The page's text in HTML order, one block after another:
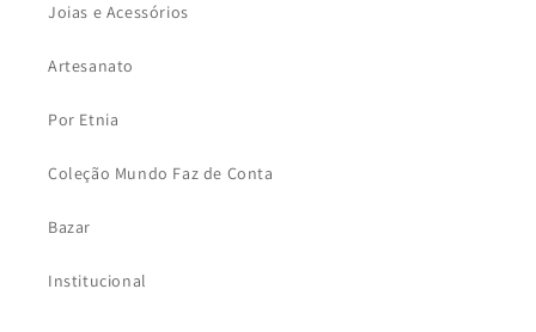
Joias e Acessórios
Artesanato
Por Etnia
Coleção Mundo Faz de Conta
Bazar
Institucional